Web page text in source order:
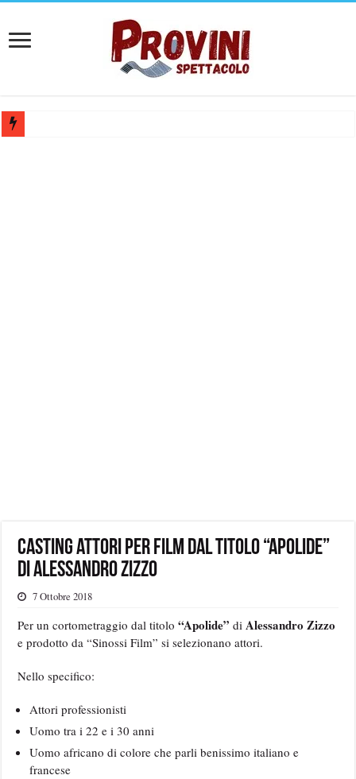
Casting attori per film dal titolo “Apolide”
di Alessandro Zizzo
7 Ottobre 2018
Per un cortometraggio dal titolo“Apolide” di Alessandro Zizzo
e prodotto da “Sinossi Film” si selezionano attori.
Nello specifico:
Attori professionisti
Uomo tra i 22 e i 30 anni
Uomo africano di colore che parli benissimo italiano e
francese